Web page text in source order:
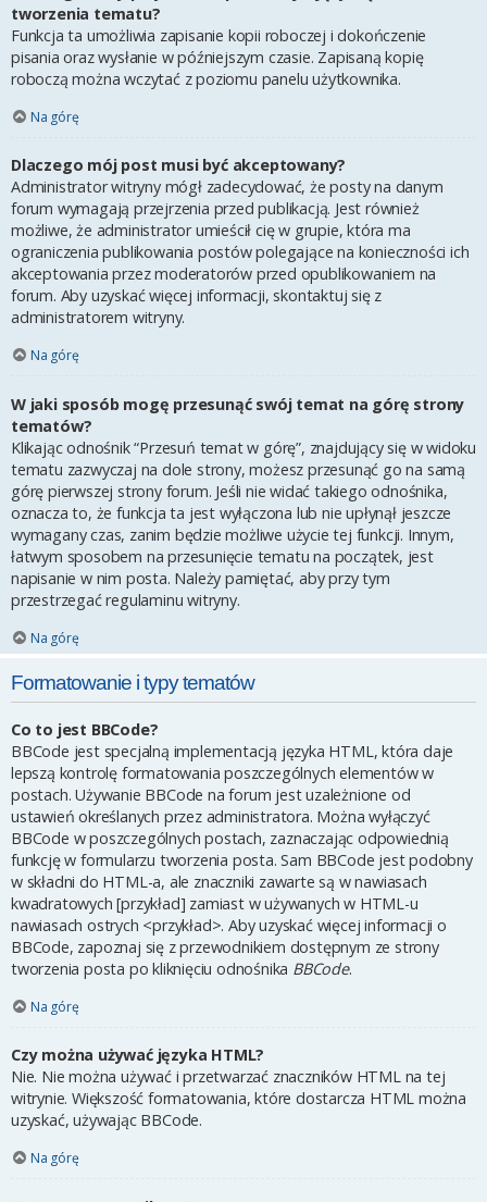
tworzenia tematu?
Funkcja ta umożliwia zapisanie kopii roboczej i dokończenie
pisania oraz wysłanie w późniejszym czasie. Zapisaną kopię
roboczą można wczytać z poziomu panelu użytkownika.
Na górę
Dlaczego mój post musi być akceptowany?
Administrator witryny mógł zadecydować, że posty na danym
forum wymagają przejrzenia przed publikacją. Jest również
możliwe, że administrator umieścił cię w grupie, która ma
ograniczenia publikowania postów polegające na konieczności ich
akceptowania przez moderatorów przed opublikowaniem na
forum. Aby uzyskać więcej informacji, skontaktuj się z
administratorem witryny.
Na górę
W jaki sposób mogę przesunąć swój temat na górę strony
tematów?
Klikając odnośnik “Przesuń temat w górę”, znajdujący się w widoku
tematu zazwyczaj na dole strony, możesz przesunąć go na samą
górę pierwszej strony forum. Jeśli nie widać takiego odnośnika,
oznacza to, że funkcja ta jest wyłączona lub nie upłynął jeszcze
wymagany czas, zanim będzie możliwe użycie tej funkcji. Innym,
łatwym sposobem na przesunięcie tematu na początek, jest
napisanie w nim posta. Należy pamiętać, aby przy tym
przestrzegać regulaminu witryny.
Na górę
Formatowanie i typy tematów
Co to jest BBCode?
BBCode jest specjalną implementacją języka HTML, która daje
lepszą kontrolę formatowania poszczególnych elementów w
postach. Używanie BBCode na forum jest uzależnione od
ustawień określanych przez administratora. Można wyłączyć
BBCode w poszczególnych postach, zaznaczając odpowiednią
funkcję w formularzu tworzenia posta. Sam BBCode jest podobny
w składni do HTML-a, ale znaczniki zawarte są w nawiasach
kwadratowych [przykład] zamiast w używanych w HTML-u
nawiasach ostrych <przykład>. Aby uzyskać więcej informacji o
BBCode, zapoznaj się z przewodnikiem dostępnym ze strony
tworzenia posta po kliknięciu odnośnika BBCode.
Na górę
Czy można używać języka HTML?
Nie. Nie można używać i przetwarzać znaczników HTML na tej
witrynie. Większość formatowania, które dostarcza HTML można
uzyskać, używając BBCode.
Na górę